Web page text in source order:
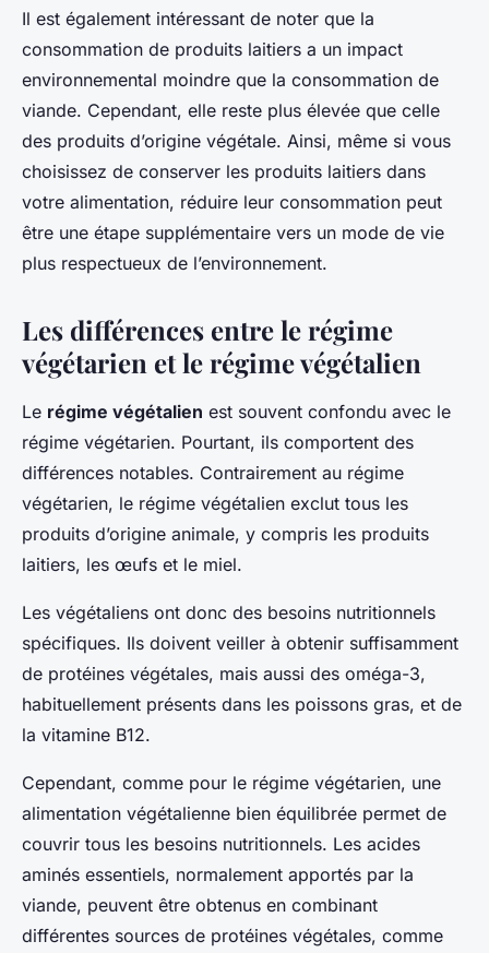
Il est également intéressant de noter que la
consommation de produits laitiers a un impact
environnemental moindre que la consommation de
viande. Cependant, elle reste plus élevée que celle
des produits d’origine végétale. Ainsi, même si vous
choisissez de conserver les produits laitiers dans
votre alimentation, réduire leur consommation peut
être une étape supplémentaire vers un mode de vie
plus respectueux de l’environnement.
Les différences entre le régime
végétarien et le régime végétalien
Le régime végétalien est souvent confondu avec le
régime végétarien. Pourtant, ils comportent des
différences notables. Contrairement au régime
végétarien, le régime végétalien exclut tous les
produits d’origine animale, y compris les produits
laitiers, les œufs et le miel.
Les végétaliens ont donc des besoins nutritionnels
spécifiques. Ils doivent veiller à obtenir suffisamment
de protéines végétales, mais aussi des oméga-3,
habituellement présents dans les poissons gras, et de
la vitamine B12.
Cependant, comme pour le régime végétarien, une
alimentation végétalienne bien équilibrée permet de
couvrir tous les besoins nutritionnels. Les acides
aminés essentiels, normalement apportés par la
viande, peuvent être obtenus en combinant
différentes sources de protéines végétales, comme